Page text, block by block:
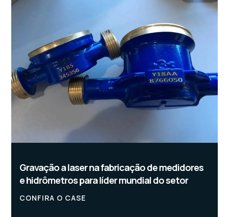
Gravação a laser na fabricação de medidores
e hidrômetros para líder mundial do setor
CONFIRA O CASE